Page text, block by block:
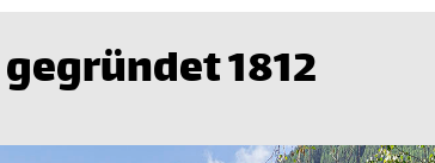
1812